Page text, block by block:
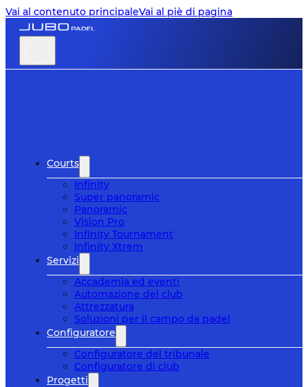
Vai al contenuto principaleVai al piè di pagina
Courts
Infinity
Super panoramic
Panoramic
Vision Pro
Infinity Tournament
Infinity Xtrem
Servizi
Accademia ed eventi
Automazione del club
Attrezzatura
Soluzioni per il campo da padel
Configuratore
Configuratore del tribunale
Configuratore di club
Progetti